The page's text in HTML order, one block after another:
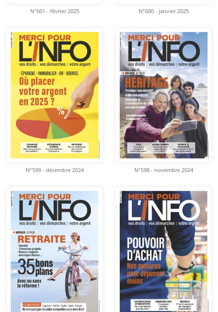
N°601 - février 2025 N°600 - janvier 2025
N°599 - décembre 2024 N°598 - novembre 2024